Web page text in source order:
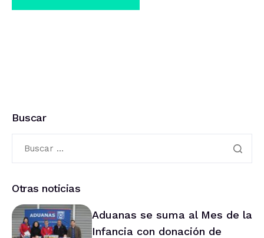
Buscar
Otras noticias
Aduanas se suma al Mes de la
Infancia con donación de